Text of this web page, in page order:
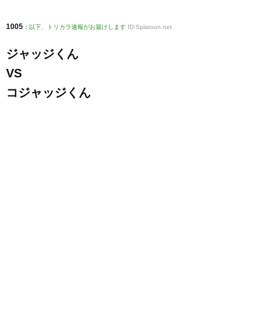
1005 : 以下、トリカラ速報がお届けします ID:Splatoon.net
ジャッジくん
VS
コジャッジくん